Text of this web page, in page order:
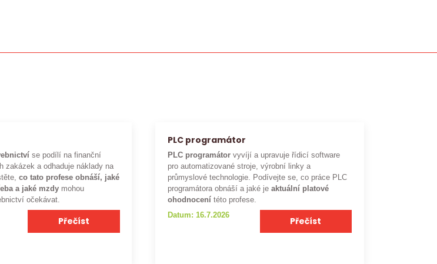
se podílí na finanční
zakázek a odhaduje náklady na
co tato profese obnáší, jaké
a jaké mzdy mohou
očekávat.
Přečíst
PLC programátor
PLC programátor vyvíjí a upravuje řídicí software
pro automatizované stroje, výrobní linky a
průmyslové technologie. Podívejte se, co práce PLC
programátora obnáší a jaké je aktuální platové
ohodnocení této profese.
Datum: 16.7.2026
Přečíst